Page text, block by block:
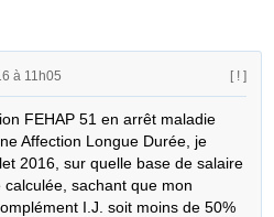
à 11h05 [ ! ]
FEHAP 51 en arrêt maladie
Affection Longue Durée, je
2016, sur quelle base de salaire
sachant que mon
I.J. soit moins de 50%